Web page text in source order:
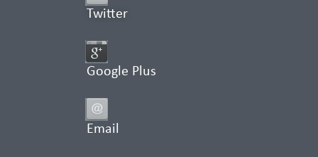
Twitter
Google Plus
Email